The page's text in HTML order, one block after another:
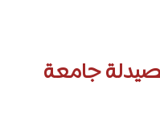
جامعة